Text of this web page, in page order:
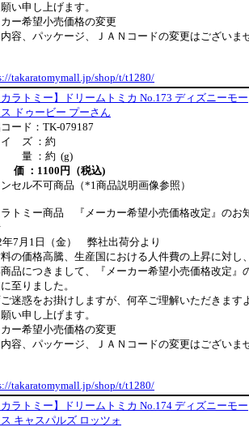
い申し上げます。
ー希望小売価格の変更
容、パッケージ、ＪＡＮコードの変更はございま
takaratomymall.jp/shop/t/t1280/
カラトミー】ドリームトミカ No.173 ディズニーモー
ドゥービー プーさん
ード：TK-079187
ズ ：約
：約 (g)
：1100円（税込)
セル不可商品（*1商品説明画像参照）
トミー商品 『メーカー希望小売価格改定』のお
年7月1日（金） 弊社出荷分より
の価格高騰、生産国における人件費の上昇に対し
品につきまして、『メーカー希望小売価格改定』
至りました。
迷惑をお掛けしますが、何卒ご理解いただきます
い申し上げます。
ー希望小売価格の変更
容、パッケージ、ＪＡＮコードの変更はございま
takaratomymall.jp/shop/t/t1280/
カラトミー】ドリームトミカ No.174 ディズニーモー
キャスパルズ ロッツォ